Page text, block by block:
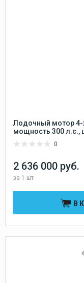
Лодочный мотор 4-
мощность 300 л.с.,
0
2 636 000 руб.
за 1 шт
В